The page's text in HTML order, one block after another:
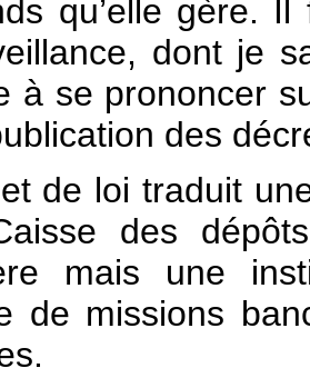
qu’elle gère.
dont je
à se prononcer
des
de loi traduit
des
mais une
de missions